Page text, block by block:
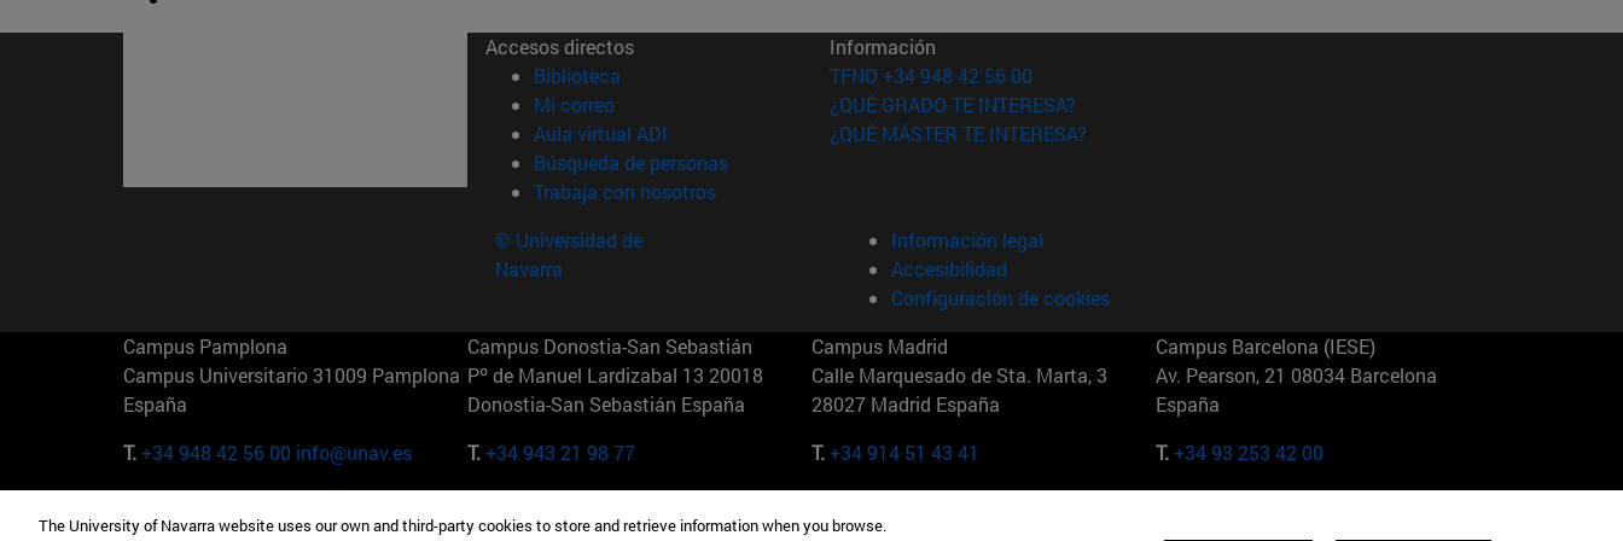
Accesos directos
Biblioteca (abre en nueva ventana)
Mi correo(abre en nueva ventana)
Aula virtual ADI (abre en nueva ventana)
Búsqueda de personas(abre en nueva ventana)
Trabaja con nosotros(abre en nueva ventana)
Información
TFNO +34 948 42 56 00
¿QUÉ GRADO TE INTERESA?
¿QUÉ MÁSTER TE INTERESA?
© Universidad de
Navarra
Información legal
Accesibilidad
Configuración de cookies
Campus Pamplona
Campus Universitario 31009 Pamplona
España
T.+34 948 42 56 00 info@unav.es
Campus Donostia-San Sebastián
Pº de Manuel Lardizabal 13 20018
Donostia-San Sebastián España
T.+34 943 21 98 77
Campus Madrid
Calle Marquesado de Sta. Marta, 3
28027 Madrid España
T.+34 914 51 43 41
Campus Barcelona (IESE)
Av. Pearson, 21 08034 Barcelona
España
T.+34 93 253 42 00
Camino del Cerro Águila 3 28023
165 W 57th St 10019-2201 Nueva York Maria-Theresia-Straße 15 81675
The University of Navarra website uses our own and third-party cookies to store and retrieve information when you browse.